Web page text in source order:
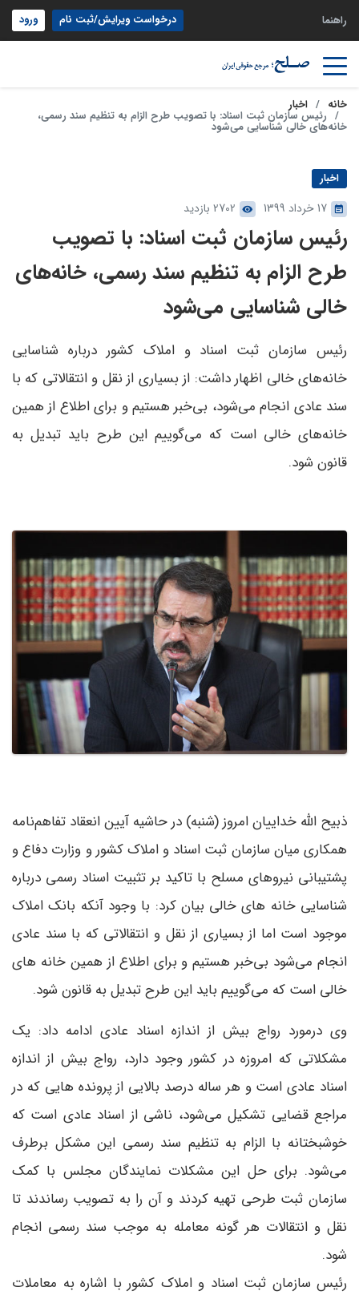
راهنما درخواست ویرایش/ثبت نام ورود
خانه اخبار
رئیس سازمان ثبت اسناد: با تصویب طرح الزام به تنظیم سند رسمی،
خانه‌های خالی شناسایی می‌شود
اخبار
17 خرداد 1399 2702 بازدید
رئیس سازمان ثبت اسناد: با تصویب
طرح الزام به تنظیم سند رسمی، خانه‌های
خالی شناسایی می‌شود
رئیس سازمان ثبت اسناد و املاک کشور درباره شناسایی
خانه‌های خالی اظهار داشت: از بسیاری از نقل و انتقالاتی که با
سند عادی انجام می‌شود، بی‌خبر هستیم و برای اطلاع از همین
خانه‌های خالی است که می‌گوییم این طرح باید تبدیل به
قانون شود.
ذبیح الله خداییان امروز (شنبه) در حاشیه آیین انعقاد تفاهم‌نامه
همکاری میان سازمان ثبت اسناد و املاک کشور و وزارت دفاع و
پشتیبانی نیروهای مسلح با تاکید بر تثبیت اسناد رسمی درباره
شناسایی خانه های خالی بیان کرد: با وجود آنکه بانک املاک
موجود است اما از بسیاری از نقل و انتقالاتی که با سند عادی
انجام می‌شود بی‌خبر هستیم و برای اطلاع از همین خانه های
خالی است که می‌گوییم باید این طرح تبدیل به قانون شود.
وی درمورد رواج بیش از اندازه اسناد عادی ادامه داد: یک
مشکلاتی که امروزه در کشور وجود دارد، رواج بیش از اندازه
اسناد عادی است و هر ساله درصد بالایی از پرونده هایی که در
مراجع قضایی تشکیل می‌شود، ناشی از اسناد عادی است که
خوشبختانه با الزام به تنظیم سند رسمی این مشکل برطرف
می‌شود. برای حل این مشکلات نمایندگان مجلس با کمک
سازمان ثبت طرحی تهیه کردند و آن را به تصویب رساندند تا
نقل و انتقالات هر گونه معامله به موجب سند رسمی انجام
شود.
رئیس سازمان ثبت اسناد و املاک کشور با اشاره به معاملات